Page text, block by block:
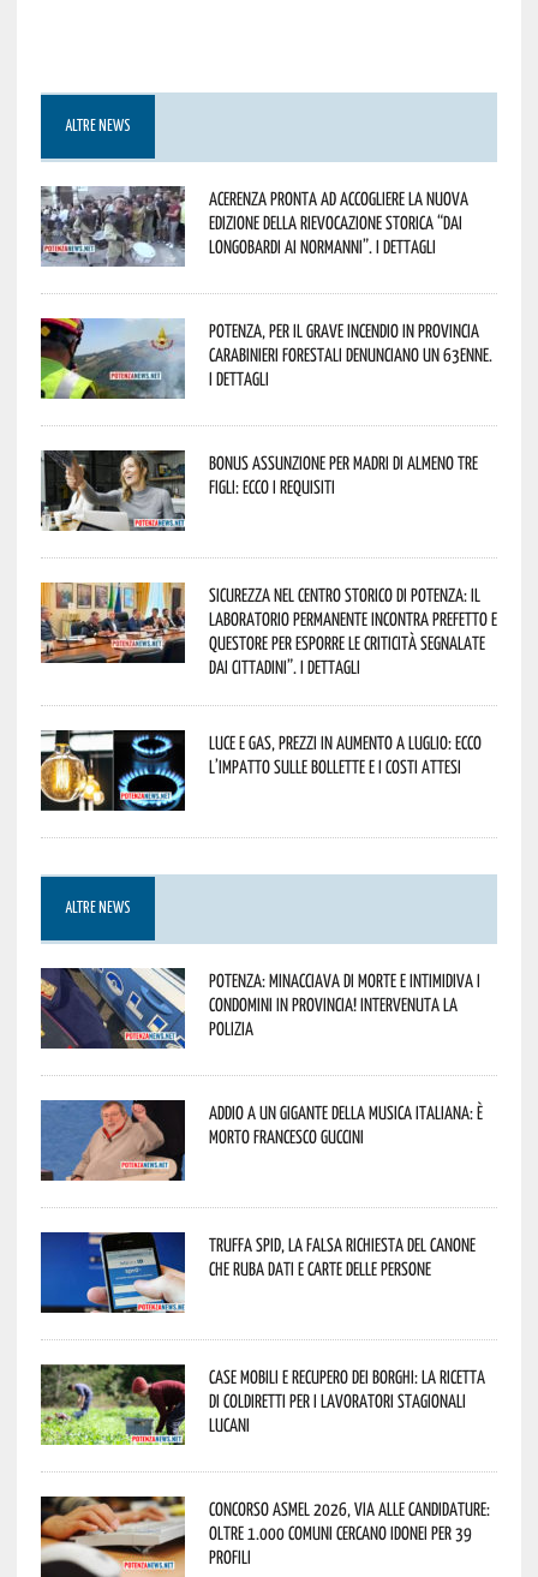
ALTRE NEWS
Acerenza pronta ad accogliere la nuova
edizione della rievocazione storica “Dai
Longobardi ai Normanni”. I dettagli
Potenza, per il grave incendio in Provincia
Carabinieri forestali denunciano un 63enne.
I dettagli
Bonus assunzione per madri di almeno tre
figli: ecco i requisiti
Sicurezza nel Centro Storico di Potenza: il
Laboratorio Permanente incontra Prefetto e
Questore per esporre le criticità segnalate
dai cittadini”. I dettagli
Luce e gas, prezzi in aumento a luglio: ecco
l’impatto sulle bollette e i costi attesi
ALTRE NEWS
Potenza: minacciava di morte e intimidiva i
condomini in provincia! Intervenuta la
Polizia
Addio a un gigante della musica italiana: è
morto Francesco Guccini
Truffa Spid, la falsa richiesta del canone
che ruba dati e carte delle persone
Case mobili e recupero dei borghi: la ricetta
di Coldiretti per i lavoratori stagionali
lucani
Concorso Asmel 2026, via alle candidature:
oltre 1.000 Comuni cercano idonei per 39
profili